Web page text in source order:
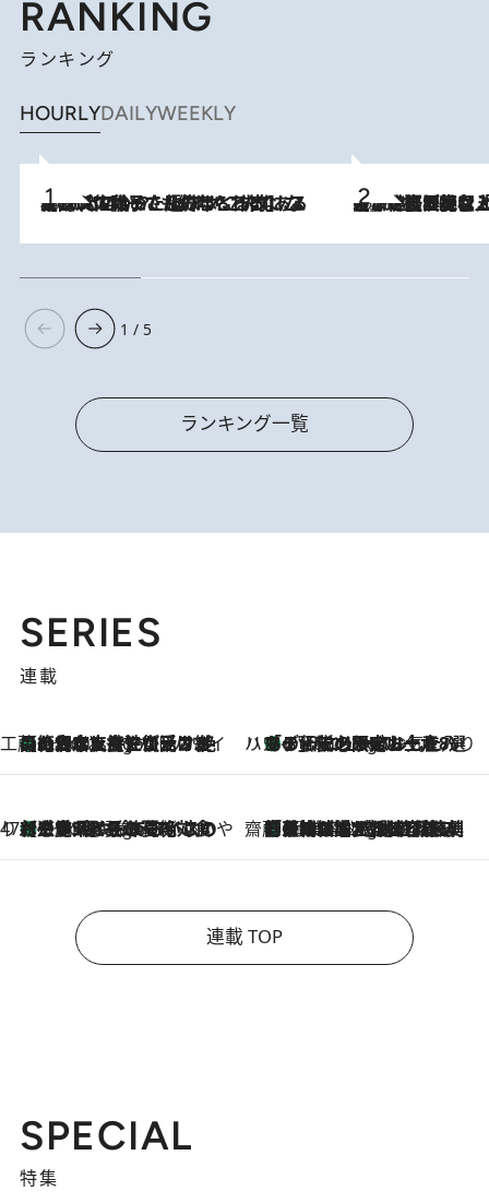
RANKING
ランキング
HOURLYDAILYWEEKLY
2026.8.5
【阿川佐和子さんの年とる力】なぜ70代で始めた趣味は“こんなに楽しい”のか？ ピアノ、俳句…スランプに陥っても続けられる“ある秘訣”とは 2026.8.5
【なぜ吉沢亮は「気配を消せる」のか？】興行収入208億の『国宝』を経て挑むミュージカル『ディア・エヴァン・ハンセン』。トップ俳優が舞台上でさらけ出した“孤独”とは
1 / 5
ランキング一覧
SERIES
連載
工藤まやのおもてなしハワイ
5 Hours Ago
【ハワイ土産】ローカルの絶大な支持で復活！ 絶品の幻クッキー《元ファンの日本人女性が受け継いだ名店》 ハワイ賢者 リサのお気に入りリスト5 Hours Ago
あの伝説の限定トートも！ リニューアルした「ディーン＆デルーカ ハワイ」で必須のお土産8選
47都道府県の手みやげ ひんやりスイーツで夏を満喫
5 Hours Ago
【三重県】この夏絶対食べたい 冷やしておいしいおやつ3選 お餅×アイスの新感覚スイーツ 齋藤 薫 美容脳ルネサンス
5 Hours Ago
「荷物が増えるほど旅ストレスは増す」美容ジャーナリストがたどり着いた最終結論。“化粧品を劇的に減らす”感動の凝縮美容とは
連載 TOP
SPECIAL
特集